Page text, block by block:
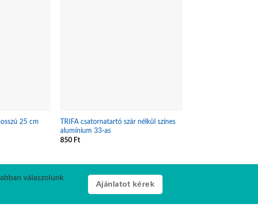
25 cm
TRIFA csatornatartó szár nélkül színes
alumínium 33-as
850 Ft
válaszolunk
Ajánlatot kérek